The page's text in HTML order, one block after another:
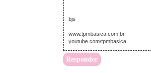
bjs
www.tpmbasica.com.br
youtube.com/tpmbasica
Responder